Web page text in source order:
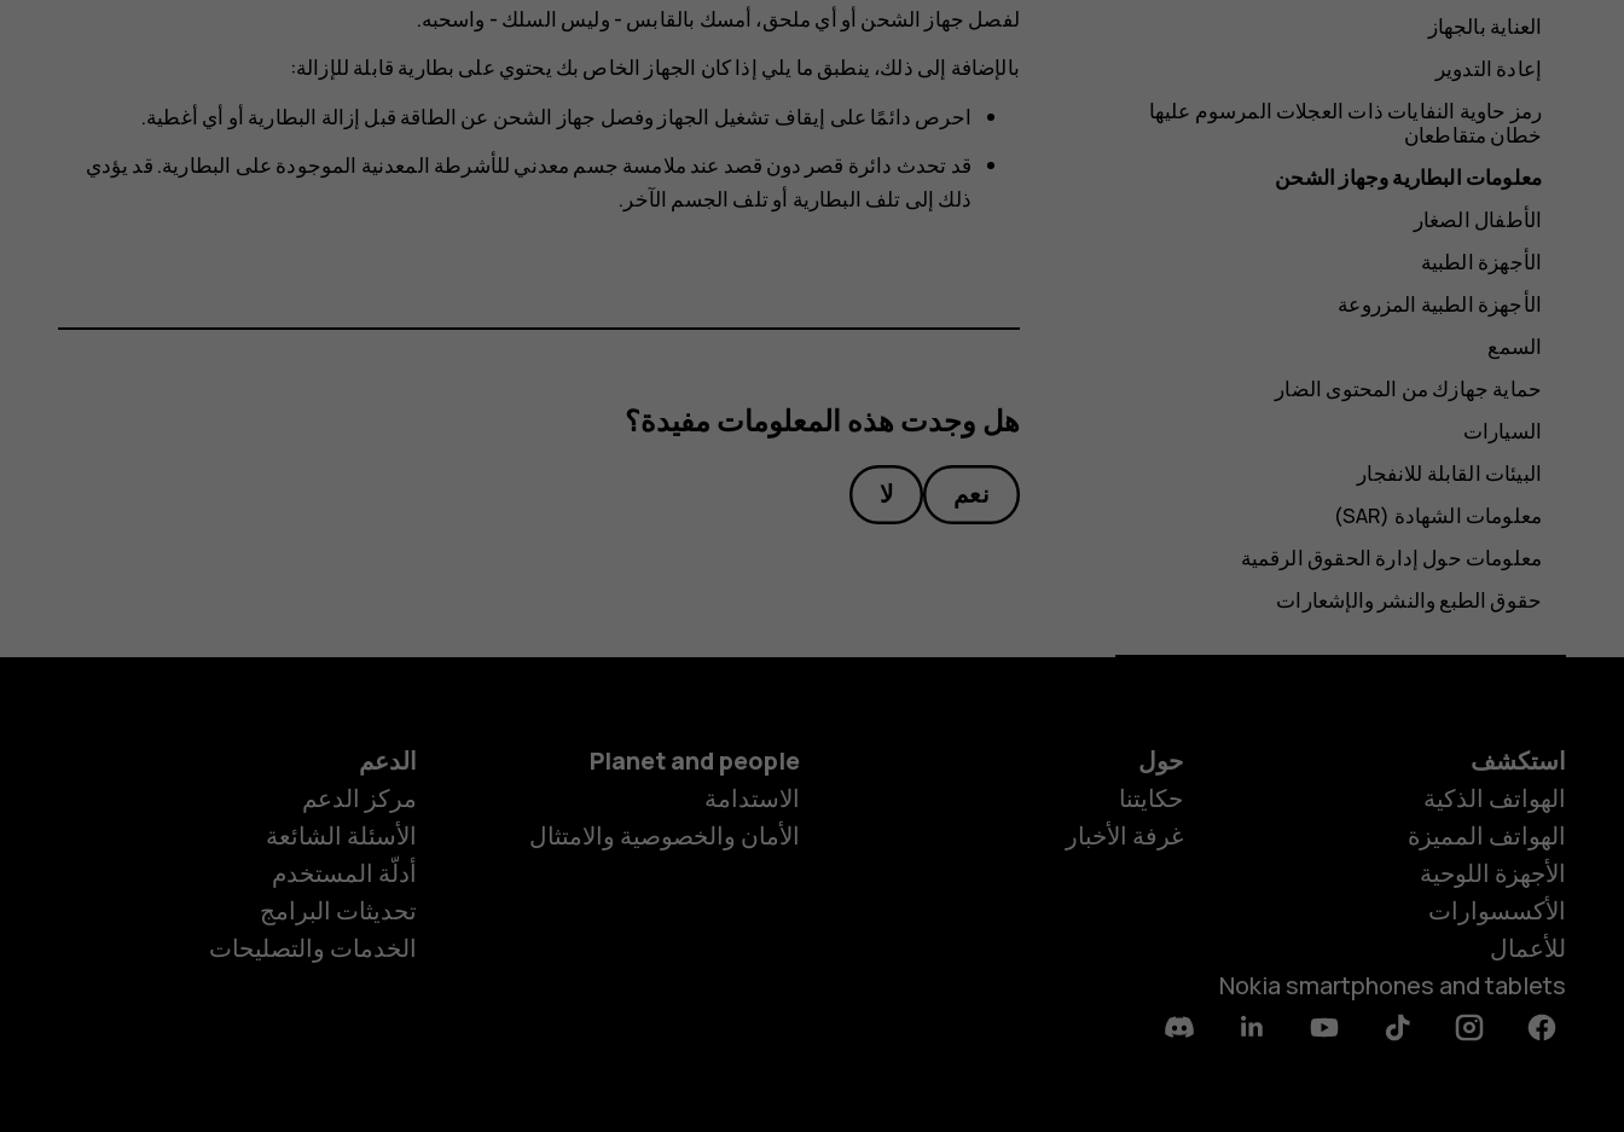
الهواتف الذكية
لفصل جهاز الشحن أو أي ملحق، أمسك بالقابس - وليس السلك - واسحبه.
بالإضافة إلى ذلك، ينطبق ما يلي إذا كان الجهاز الخاص بك يحتوي على بطارية قابلة للإزالة:
احرص دائمًا على إيقاف تشغيل الجهاز وفصل جهاز الشحن عن الطاقة قبل إزالة البطارية أو أي أغطية.
قد تحدث دائرة قصر دون قصد عند ملامسة جسم معدني للأشرطة المعدنية الموجودة على البطارية. قد يؤدي
ذلك إلى تلف البطارية أو تلف الجسم الآخر.
هل وجدت هذه المعلومات مفيدة؟
نعم لا
العناية بالجهاز
إعادة التدوير
رمز حاوية النفايات ذات العجلات المرسوم عليها
خطان متقاطعان
معلومات البطارية وجهاز الشحن
الأطفال الصغار
الأجهزة الطبية
الأجهزة الطبية المزروعة
السمع
حماية جهازك من المحتوى الضار
السيارات
البيئات القابلة للانفجار
معلومات الشهادة (SAR‏)
معلومات حول إدارة الحقوق الرقمية
حقوق الطبع والنشر والإشعارات
استكشف
الهواتف الذكية
الهواتف المميزة
الأجهزة اللوحية
الأكسسوارات
للأعمال
Nokia smartphones and tablets
حول
حكايتنا
غرفة الأخبار
Planet and people
الاستدامة
الأمان والخصوصية والامتثال
الدعم
مركز الدعم
الأسئلة الشائعة
أدلّة المستخدم
تحديثات البرامج
الخدمات والتصليحات
Facebook
Instagram
Tiktok
Youtube
Linkedin
Discord